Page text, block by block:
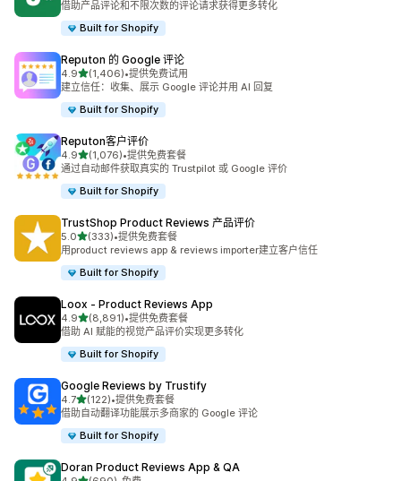
借助产品评论和不限次数的评论请求获得更多转化
Built for Shopify
Reputon 的 Google 评论
4.9星（满分 5 星）
(1,406)
总共 1406 条评论
•提供免费试用
建立信任：收集、展示 Google 评论并用 AI 回复
Built for Shopify
Reputon客户评价
4.9星（满分 5 星）
(1,076)
总共 1076 条评论
•提供免费套餐
通过自动邮件获取真实的 Trustpilot 或 Google 评价
Built for Shopify
TrustShop Product Reviews 产品评价
5.0星（满分 5 星）
(333)
总共 333 条评论
•提供免费套餐
用product reviews app & reviews importer建立客户信任
Built for Shopify
Loox ‑ Product Reviews App
4.9星（满分 5 星）
(8,891)
总共 8891 条评论
•提供免费套餐
借助 AI 赋能的视觉产品评价实现更多转化
Built for Shopify
Google Reviews by Trustify
4.7星（满分 5 星）
(122)
总共 122 条评论
•提供免费套餐
借助自动翻译功能展示多商家的 Google 评论
Built for Shopify
Doran Product Reviews App & QA